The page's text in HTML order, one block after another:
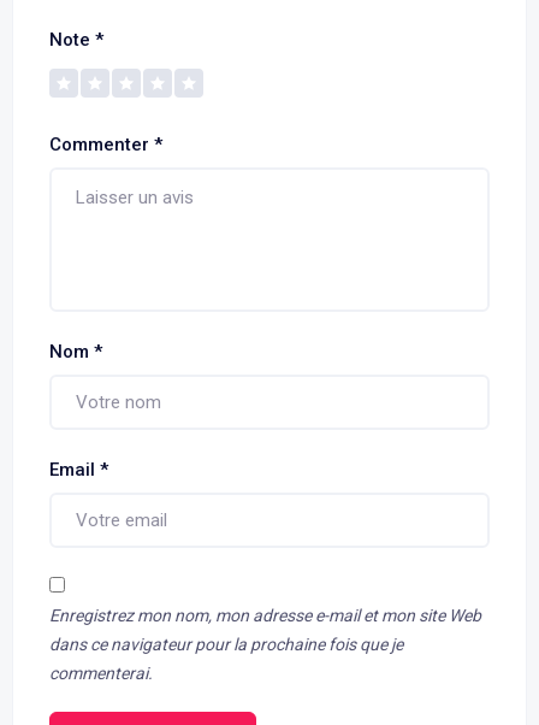
Note *
Commenter *
Nom *
Email *
Enregistrez mon nom, mon adresse e-mail et mon site Web
dans ce navigateur pour la prochaine fois que je
commenterai.